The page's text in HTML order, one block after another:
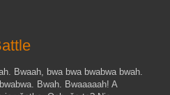
Bwaah, bwa bwa bwabwa bwah.
Bwah. Bwaaaaah! A